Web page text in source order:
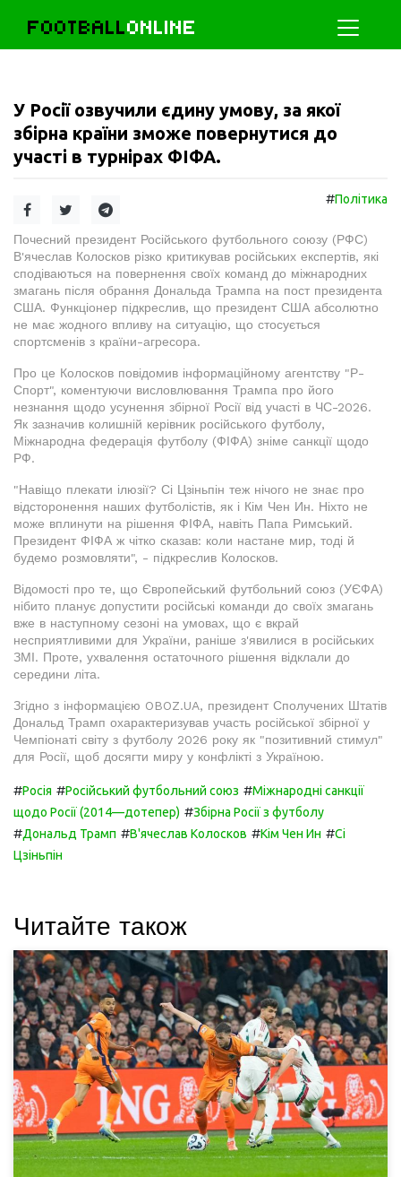
FOOTBALLONLINE
У Росії озвучили єдину умову, за якої
збірна країни зможе повернутися до
участі в турнірах ФІФА.
#Політика
Почесний президент Російського футбольного союзу (РФС)
В'ячеслав Колосков різко критикував російських експертів, які
сподіваються на повернення своїх команд до міжнародних
змагань після обрання Дональда Трампа на пост президента
США. Функціонер підкреслив, що президент США абсолютно
не має жодного впливу на ситуацію, що стосується
спортсменів з країни-агресора.
Про це Колосков повідомив інформаційному агентству "Р-
Спорт", коментуючи висловлювання Трампа про його
незнання щодо усунення збірної Росії від участі в ЧС-2026.
Як зазначив колишній керівник російського футболу,
Міжнародна федерація футболу (ФІФА) зніме санкції щодо
РФ.
"Навіщо плекати ілюзії? Сі Цзіньпін теж нічого не знає про
відсторонення наших футболістів, як і Кім Чен Ин. Ніхто не
може вплинути на рішення ФІФА, навіть Папа Римський.
Президент ФІФА ж чітко сказав: коли настане мир, тоді й
будемо розмовляти", - підкреслив Колосков.
Відомості про те, що Європейський футбольний союз (УЄФА)
нібито планує допустити російські команди до своїх змагань
вже в наступному сезоні на умовах, що є вкрай
несприятливими для України, раніше з'явилися в російських
ЗМІ. Проте, ухвалення остаточного рішення відклали до
середини літа.
Згідно з інформацією OBOZ.UA, президент Сполучених Штатів
Дональд Трамп охарактеризував участь російської збірної у
Чемпіонаті світу з футболу 2026 року як "позитивний стимул"
для Росії, щоб досягти миру у конфлікті з Україною.
#Росія #Російський футбольний союз #Міжнародні санкції
щодо Росії (2014—дотепер) #Збірна Росії з футболу
#Дональд Трамп #В'ячеслав Колосков #Кім Чен Ин #Сі
Цзіньпін
Читайте також